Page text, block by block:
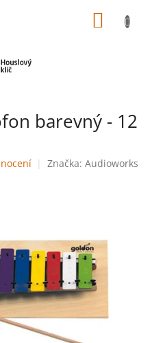
barevný - 12
Značka: Audioworks